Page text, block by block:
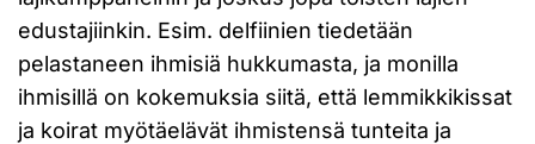
edustajiinkin. Esim. delfiinien tiedetään
pelastaneen ihmisiä hukkumasta, ja monilla
ihmisillä on kokemuksia siitä, että lemmikkikissat
ja koirat myötäelävät ihmistensä tunteita ja